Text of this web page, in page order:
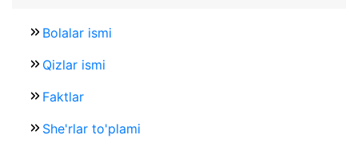
Bolalar ismi
Qizlar ismi
Faktlar
She'rlar to'plami